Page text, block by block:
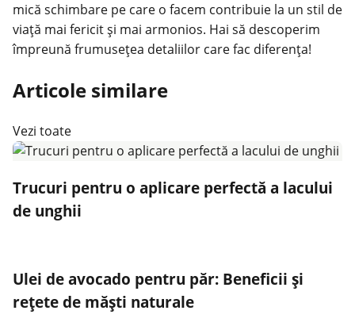
mică schimbare pe care o facem contribuie la un stil de
viață mai fericit și mai armonios. Hai să descoperim
împreună frumusețea detaliilor care fac diferența!
Articole similare
Vezi toate
Trucuri pentru o aplicare perfectă a lacului
de unghii
Ulei de avocado pentru păr: Beneficii și
rețete de măști naturale